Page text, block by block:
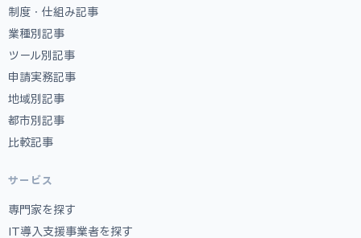
制度・仕組み記事
業種別記事
ツール別記事
申請実務記事
地域別記事
都市別記事
比較記事
サービス
専門家を探す
IT導入支援事業者を探す